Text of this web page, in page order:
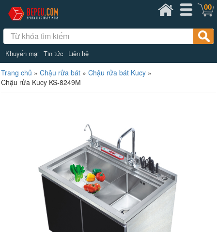
Khuyến mại Tin tức Liên hệ
00
Trang chủ » Chậu rửa bát » Chậu rửa bát Kucy »
Chậu rửa Kucy KS-8249M